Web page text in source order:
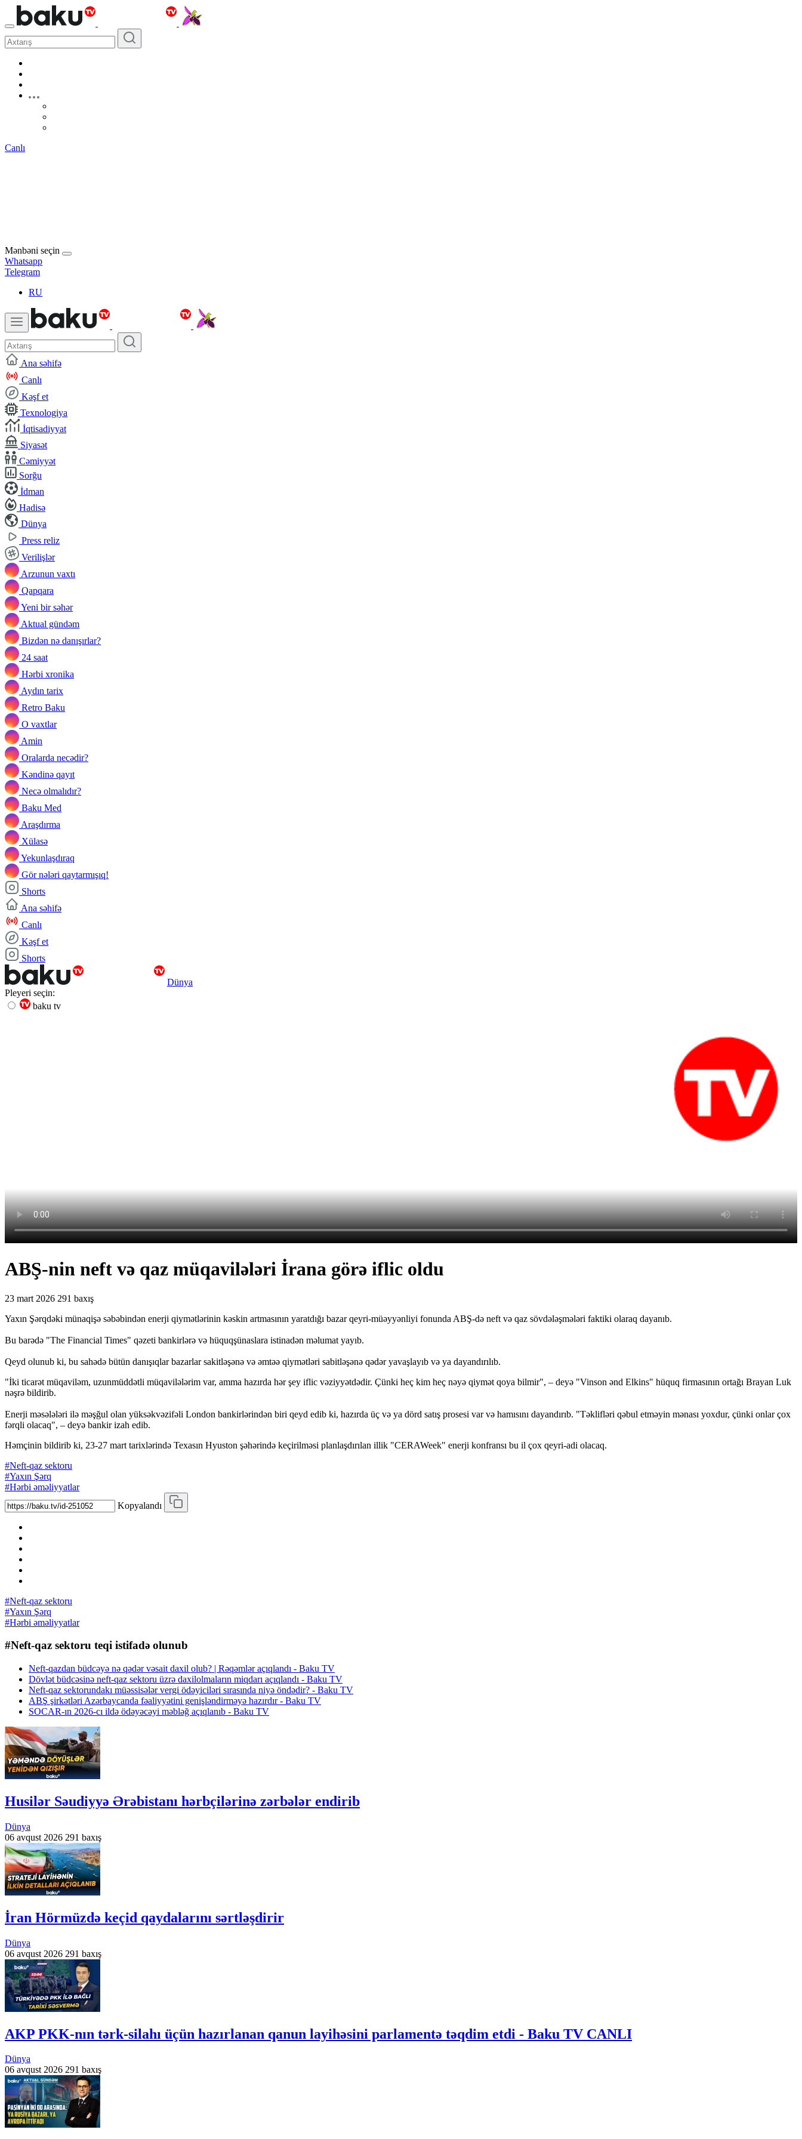
Canlı
Mənbəni seçin
Whatsapp
Telegram
RU
Ana səhifə
Canlı
Kəşf et
Texnologiya
İqtisadiyyat
Siyasət
Cəmiyyət
Sorğu
İdman
Hadisə
Dünya
Press reliz
Verilişlər
Arzunun vaxtı
Qapqara
Yeni bir səhər
Aktual gündəm
Bizdən nə danışırlar?
24 saat
Hərbi xronika
Aydın tarix
Retro Baku
O vaxtlar
Amin
Oralarda necədir?
Kəndinə qayıt
Necə olmalıdır?
Baku Med
Araşdırma
Xülasə
Yekunlaşdıraq
Gör nələri qaytarmışıq!
Shorts
Ana səhifə
Canlı
Kəşf et
Shorts
Dünya
Pleyeri seçin:
baku tv
ABŞ-nin neft və qaz müqavilələri İrana görə iflic oldu
23 mart 2026 291 baxış
Yaxın Şərqdəki münaqişə səbəbindən enerji qiymətlərinin kəskin artmasının yaratdığı bazar qeyri-müəyyənliyi fonunda ABŞ-də neft və qaz sövdələşmələri faktiki olaraq dayanıb.
Bu barədə "The Financial Times" qəzeti bankirlərə və hüquqşünaslara istinadən məlumat yayıb.
Qeyd olunub ki, bu sahədə bütün danışıqlar bazarlar sakitləşənə və əmtəə qiymətləri sabitləşənə qədər yavaşlayıb və ya dayandırılıb.
"İki ticarət müqaviləm, uzunmüddətli müqavilələrim var, amma hazırda hər şey iflic vəziyyətdədir. Çünki heç kim heç nəyə qiymət qoya bilmir", – deyə "Vinson ənd Elkins" hüquq firmasının ortağı Brayan Luk
nəşrə bildirib.
Enerji məsələləri ilə məşğul olan yüksəkvəzifəli London bankirlərindən biri qeyd edib ki, hazırda üç və ya dörd satış prosesi var və hamısını dayandırıb. "Təklifləri qəbul etməyin mənası yoxdur, çünki onlar çox
fərqli olacaq", – deyə bankir izah edib.
Həmçinin bildirib ki, 23-27 mart tarixlərində Texasın Hyuston şəhərində keçirilməsi planlaşdırılan illik "CERAWeek" enerji konfransı bu il çox qeyri-adi olacaq.
#Neft-qaz sektoru
#Yaxın Şərq
#Hərbi əməliyyatlar
Kopyalandı
#Neft-qaz sektoru
#Yaxın Şərq
#Hərbi əməliyyatlar
#Neft-qaz sektoru teqi istifadə olunub
Neft-qazdan büdcəyə nə qədər vəsait daxil olub? | Rəqəmlər açıqlandı - Baku TV
Dövlət büdcəsinə neft-qaz sektoru üzrə daxilolmaların miqdarı açıqlandı - Baku TV
Neft-qaz sektorundakı müəssisələr vergi ödəyiciləri sırasında niyə öndədir? - Baku TV
ABŞ şirkətləri Azərbaycanda fəaliyyətini genişləndirməyə hazırdır - Baku TV
SOCAR-ın 2026-cı ildə ödəyəcəyi məbləğ açıqlanıb - Baku TV
Husilər Səudiyyə Ərəbistanı hərbçilərinə zərbələr endirib
Dünya
06 avqust 2026 291 baxış
İran Hörmüzdə keçid qaydalarını sərtləşdirir
Dünya
06 avqust 2026 291 baxış
AKP PKK-nın tərk-silahı üçün hazırlanan qanun layihəsini parlamentə təqdim etdi - Baku TV CANLI
Dünya
06 avqust 2026 291 baxış